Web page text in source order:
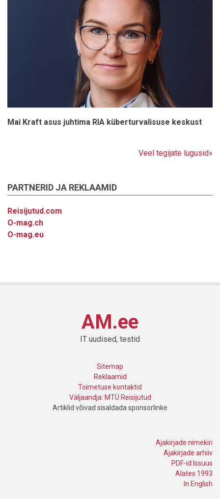
Mai Kraft asus juhtima RIA küberturvalisuse keskust
Veel tegijate lugusid»
PARTNERID JA REKLAAMID
Reisijutud.com
O-mag.ch
O-mag.eu
AM.ee
IT uudised, testid
Sitemap
Reklaamid
Toimetuse kontaktid
Väljaandja: MTÜ Reisijutud
Artiklid võivad sisaldada sponsorlinke
Ajakirjade nimekiri
Ajakirjade arhiiv
PDF-id Issuus
Alates 1993
In English